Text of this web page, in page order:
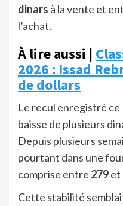
dinars à la vente et
l’achat.
À lire aussi |
2026 : Issad
de dollars
Le recul enregistré ce
baisse de plusieurs
Depuis plusieurs
pourtant dans une
comprise entre 279et
Cette stabilité